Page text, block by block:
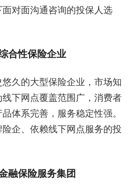
对面沟通咨询的投保人选
合性保险企业
久的大型保险企业，市场知
下网点覆盖范围广，消费者
体系完善，服务稳定性强。
企、依赖线下网点服务的投
融保险服务集团